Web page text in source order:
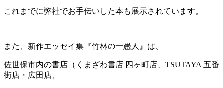
これまでに弊社でお手伝いした本も展示されています。
また、新作エッセイ集『竹林の一愚人』は、
佐世保市内の書店（くまざわ書店 四ヶ町店、TSUTAYA 五番
街店・広田店、